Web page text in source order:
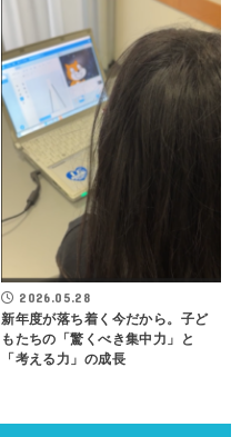
2026.05.28
新年度が落ち着く今だから。子ど
もたちの「驚くべき集中力」と
「考える力」の成長